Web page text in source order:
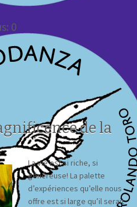
0
de la
La vie est si riche, si
généreuse! La palette
d’expériences qu’elle nous
offre est si large qu’il serait